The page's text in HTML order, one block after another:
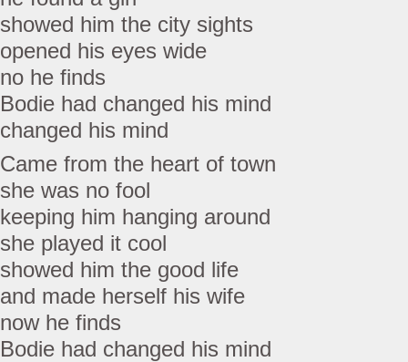
showed him the city sights
opened his eyes wide
no he finds
Bodie had changed his mind
changed his mind
Came from the heart of town
she was no fool
keeping him hanging around
she played it cool
showed him the good life
and made herself his wife
now he finds
Bodie had changed his mind